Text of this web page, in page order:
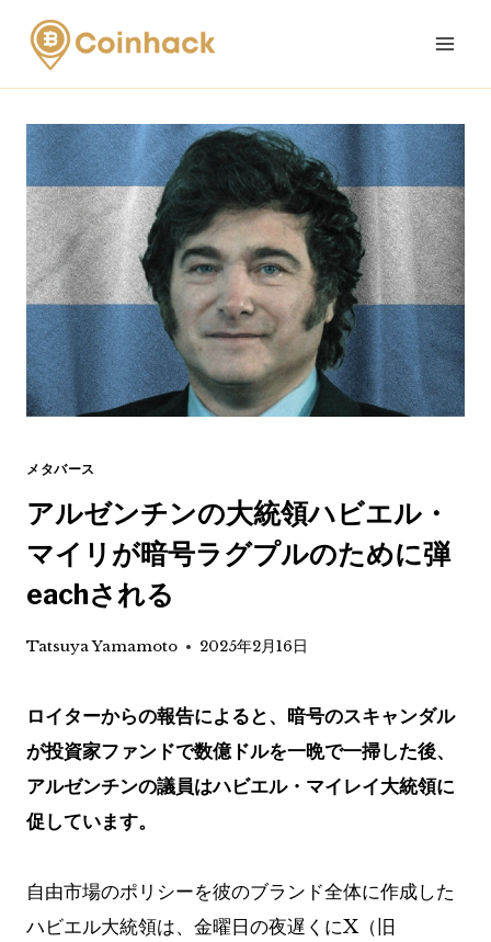
Skip
content
メタバース
アルゼンチンの大統領ハビエル・
マイリが暗号ラグプルのために弾
eachされる
Tatsuya Yamamoto 2025年2月16日
ロイターからの報告によると、暗号のスキャンダル
が投資家ファンドで数億ドルを一晩で一掃した後、
アルゼンチンの議員はハビエル・マイレイ大統領に
促しています。
自由市場のポリシーを彼のブランド全体に作成した
ハビエル大統領は、金曜日の夜遅くにX（旧